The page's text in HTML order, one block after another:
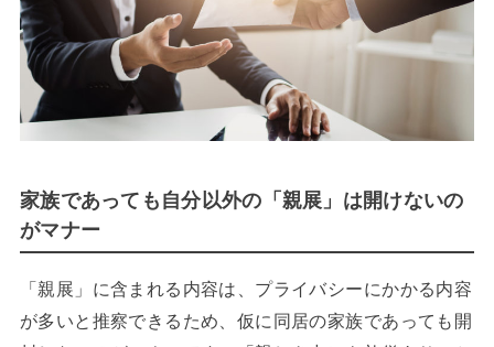
家族であっても自分以外の「親展」は開けないの
がマナー
「親展」に含まれる内容は、プライバシーにかかる内容
が多いと推察できるため、仮に同居の家族であっても開